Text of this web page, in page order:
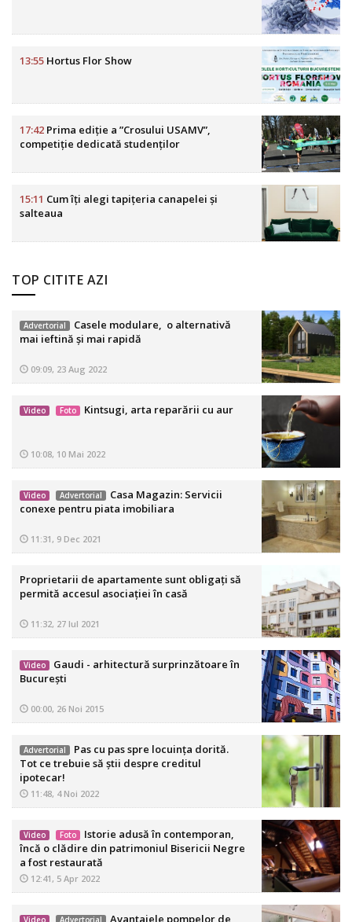
13:55 Hortus Flor Show
17:42 Prima ediție a ”Crosului USAMV”,
competiție dedicată studenților
15:11 Cum îți alegi tapițeria canapelei și
salteaua
TOP CITITE AZI
Advertorial
Casele modulare, o alternativă
mai ieftină și mai rapidă
09:09, 23 Aug 2022
Video Foto Kintsugi, arta reparării cu aur
10:08, 10 Mai 2022
Video Advertorial
Casa Magazin: Servicii
conexe pentru piata imobiliara
11:31, 9 Dec 2021
Proprietarii de apartamente sunt obligaţi să
permită accesul asociaţiei în casă
11:32, 27 Iul 2021
Video
Gaudi - arhitectură surprinzătoare în
Bucureşti
00:00, 26 Noi 2015
Advertorial
Pas cu pas spre locuința dorită.
Tot ce trebuie să știi despre creditul
ipotecar!
11:48, 4 Noi 2022
Video Foto
Istorie adusă în contemporan,
încă o clădire din patrimoniul Bisericii Negre
a fost restaurată
12:41, 5 Apr 2022
Avantajele pompelor de